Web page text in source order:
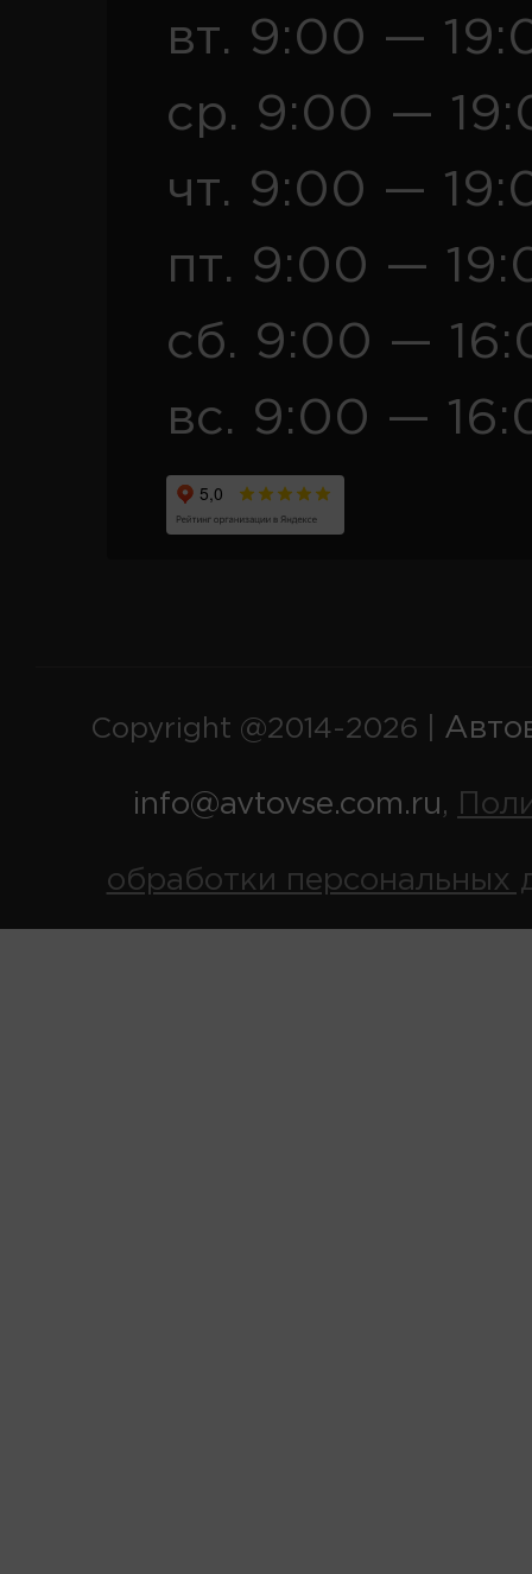
вт. 9:00 —
ср. 9:00 —
чт. 9:00 —
пт. 9:00 —
сб. 9:00 —
вс. 9:00 —
Copyright @2014-2026 |
info@avtovse.com.ru,
обработки персональных